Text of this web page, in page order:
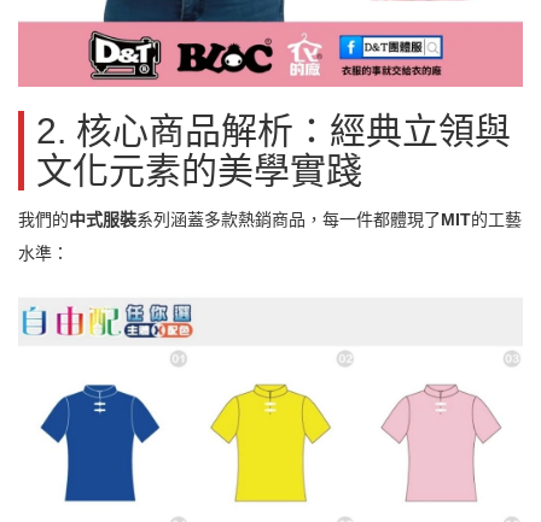
2. 核心商品解析：經典立領與
文化元素的美學實踐
我們的中式服裝系列涵蓋多款熱銷商品，每一件都體現了MIT的工藝
水準：